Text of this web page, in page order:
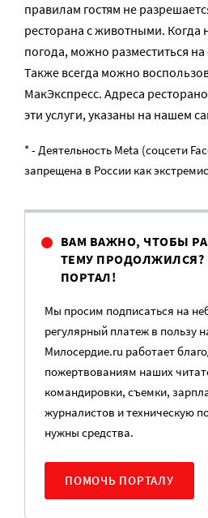
правилам гостям не
ресторана с животными. Когда
погода, можно разместиться
Также всегда можно
МакЭкспресс. Адреса
эти услуги, указаны на нашем
* - Деятельность Meta (соцсети
запрещена в России как
ВАМ ВАЖНО, ЧТОБЫ
ТЕМУ
ПОРТАЛ!
Мы просим подписаться на
регулярный платеж в пользу
Милосердие.ru работает
пожертвованиям наших
командировки, съемки,
журналистов и техническую
нужны средства.
ПОМОЧЬ ПОРТАЛУ